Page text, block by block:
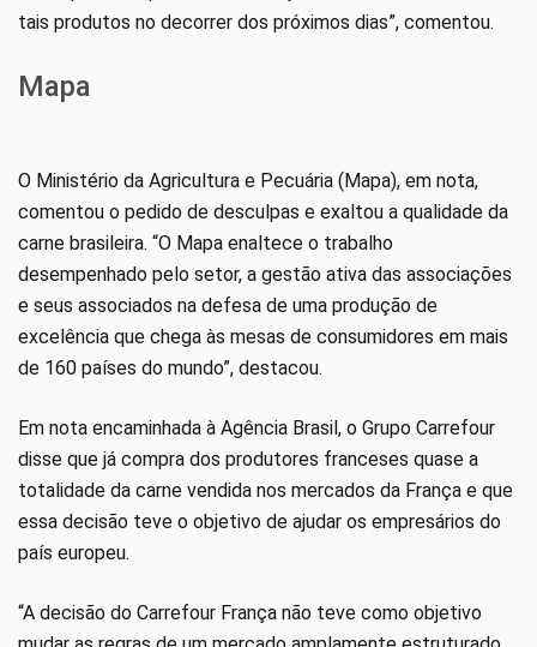
tais produtos no decorrer dos próximos dias”, comentou.
Mapa
O Ministério da Agricultura e Pecuária (Mapa), em nota,
comentou o pedido de desculpas e exaltou a qualidade da
carne brasileira. “O Mapa enaltece o trabalho
desempenhado pelo setor, a gestão ativa das associações
e seus associados na defesa de uma produção de
excelência que chega às mesas de consumidores em mais
de 160 países do mundo”, destacou.
Em nota encaminhada à Agência Brasil, o Grupo Carrefour
disse que já compra dos produtores franceses quase a
totalidade da carne vendida nos mercados da França e que
essa decisão teve o objetivo de ajudar os empresários do
país europeu.
“A decisão do Carrefour França não teve como objetivo